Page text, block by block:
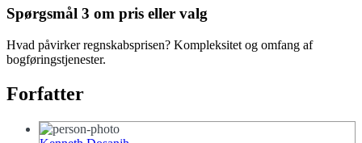
Spørgsmål 3 om pris eller valg
Hvad påvirker regnskabsprisen? Kompleksitet og omfang af
bogføringstjenester.
Forfatter